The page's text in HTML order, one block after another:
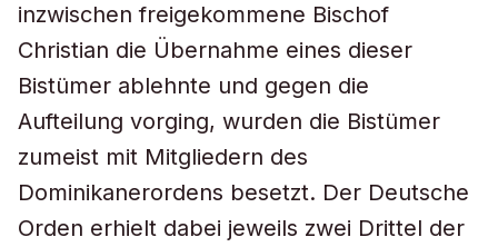
inzwischen freigekommene Bischof
Christian die Übernahme eines dieser
Bistümer ablehnte und gegen die
Aufteilung vorging, wurden die Bistümer
zumeist mit Mitgliedern des
Dominikanerordens besetzt. Der Deutsche
Orden erhielt dabei jeweils zwei Drittel der